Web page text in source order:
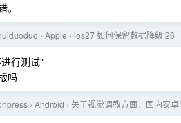
› Apple › ios27 如何保留数据降级 26
行测试"
吗
› Android › 关于视觉调教方面，国内安